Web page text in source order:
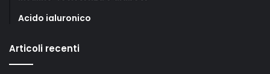
Acido ialuronico
Articoli recenti